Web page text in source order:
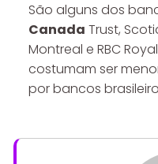
São alguns dos
Canada Trust,
Montreal e RBC
costumam ser
por bancos